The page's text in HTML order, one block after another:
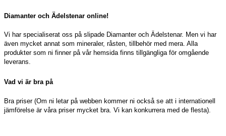
Diamanter och Ädelstenar online!
Vi har specialiserat oss på slipade Diamanter och Ädelstenar. Men vi har
även mycket annat som mineraler, råsten, tillbehör med mera. Alla
produkter som ni finner på vår hemsida finns tillgängliga för omgående
leverans.
Vad vi är bra på
Bra priser (Om ni letar på webben kommer ni också se att i internationell
jämförelse är våra priser mycket bra. Vi kan konkurrera med de flesta).